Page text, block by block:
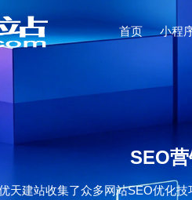
首页 小程
SEO
天建站收集了众多网站SEO优化